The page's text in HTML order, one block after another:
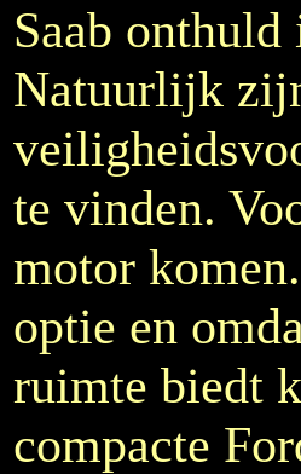
Saab
Natuurlijk
te vinden.
motor
optie en
ruimte biedt
compacte